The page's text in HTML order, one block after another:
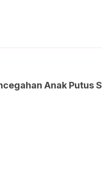
Anak Putus